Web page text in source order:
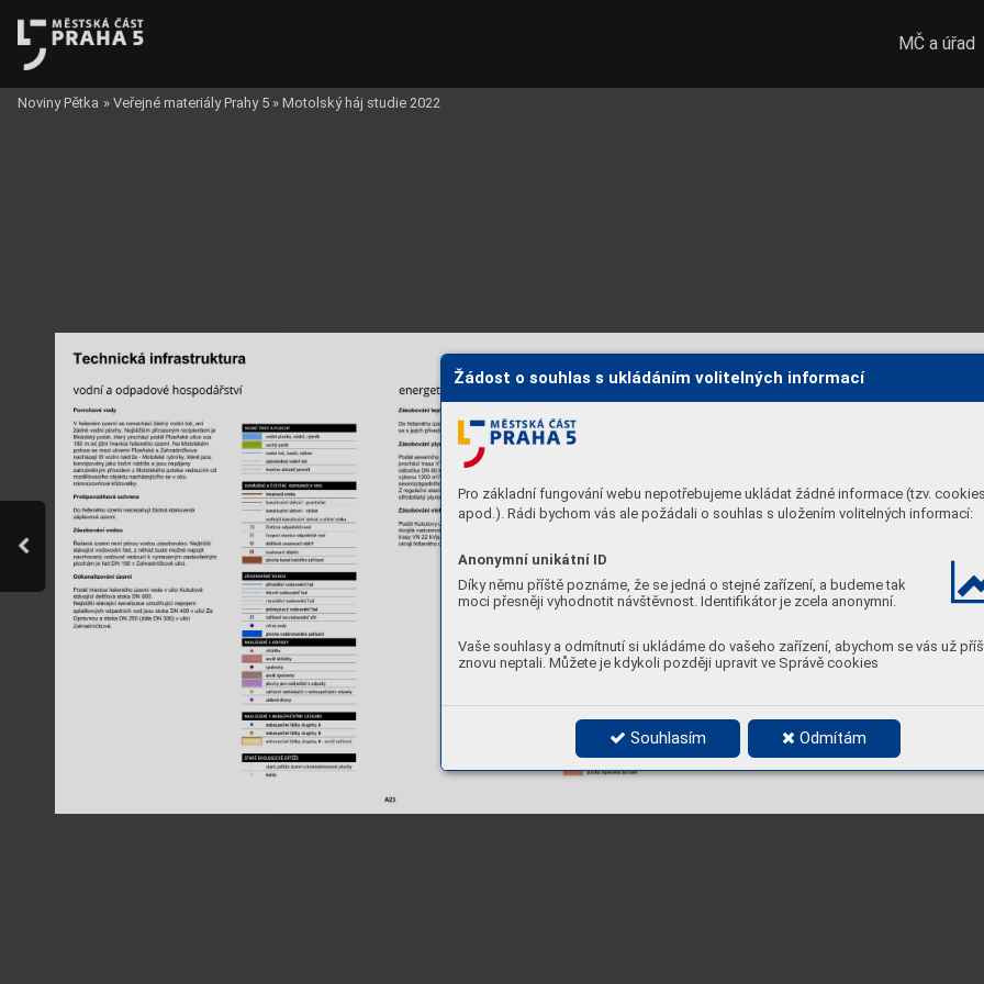
Žádost o souhlas s ukládáním volitelných informací
Pro základní fungování webu nepotřebujeme ukládat žádné informace (tzv.
apod.). Rádi bychom vás ale požádali o souhlas s uložením volitelných informací:
Anonymní unikátní ID
Díky němu příště poznáme, že se jedná o stejné zařízení, a budeme tak
moci přesněji vyhodnotit návštěvnost. Identifikátor je zcela anonymní.
Vaše souhlasy a odmítnutí si ukládáme do vašeho zařízení, abychom se vás už
znovu neptali. Můžete je kdykoli později upravit ve Správě cookies
Souhlasím Odmítám
MČ a úřad
Noviny Pětka » Veřejné materiály Prahy 5 » Motolský háj studie 2022